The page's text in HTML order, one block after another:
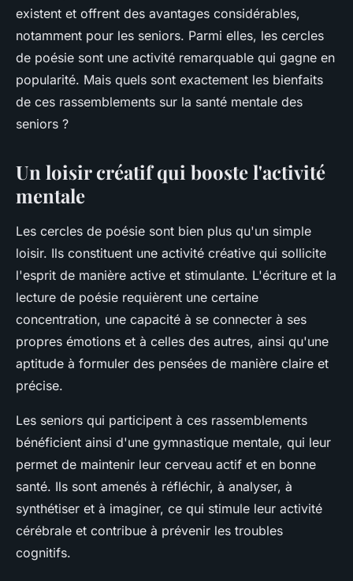
Lisa•18 mai 2024•6 min de lecture
existent et offrent des avantages considérables,
notamment pour les seniors. Parmi elles, les cercles
de poésie sont une activité remarquable qui gagne en
popularité. Mais quels sont exactement les bienfaits
de ces rassemblements sur la santé mentale des
seniors ?
Un loisir créatif qui booste l'activité
mentale
Les cercles de poésie sont bien plus qu'un simple
loisir. Ils constituent une activité créative qui sollicite
l'esprit de manière active et stimulante. L'écriture et la
lecture de poésie requièrent une certaine
concentration, une capacité à se connecter à ses
propres émotions et à celles des autres, ainsi qu'une
aptitude à formuler des pensées de manière claire et
précise.
Les seniors qui participent à ces rassemblements
bénéficient ainsi d'une gymnastique mentale, qui leur
permet de maintenir leur cerveau actif et en bonne
santé. Ils sont amenés à réfléchir, à analyser, à
synthétiser et à imaginer, ce qui stimule leur activité
cérébrale et contribue à prévenir les troubles
cognitifs.